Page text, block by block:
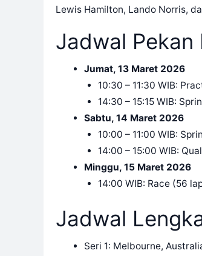
Lewis Hamilton, Lando Norris,
Jadwal Pekan
Jumat, 13 Maret 2026
10:30 – 11:30 WIB:
14:30 – 15:15 WIB:
Sabtu, 14 Maret 2026
10:00 – 11:00 WIB:
14:00 – 15:00 WIB:
Minggu, 15 Maret 2026
14:00 WIB: Race (56
Jadwal
Seri 1: Melbourne,